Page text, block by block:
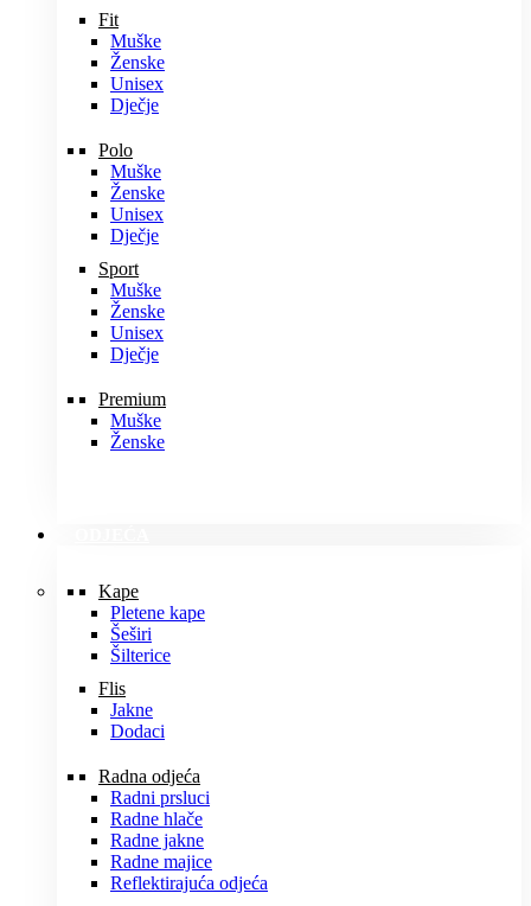
Fit
Muške
Ženske
Unisex
Dječje
Polo
Muške
Ženske
Unisex
Dječje
Sport
Muške
Ženske
Unisex
Dječje
Premium
Muške
Ženske
Kape
Pletene kape
Šeširi
Šilterice
Flis
Jakne
Dodaci
Radna odjeća
Radni prsluci
Radne hlače
Radne jakne
Radne majice
Reflektirajuća odjeća